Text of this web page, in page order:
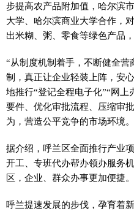
步提高农产品附加值，哈尔滨
大学、哈尔滨商业大学合作，
出米糊、粥、零食等绿色产品
“从制度机制着手，不断健全
制，真正让企业轻装上阵，安
地推行“登记全程电子化”“网
要件、优化审批流程、压缩审
为，营造公平竞争的市场环境。
据介绍，呼兰区全面推行产业
开工、专班代办帮办领办服务
区，企业、群众办事更加便捷。
呼兰提速发展的步伐，孕育着